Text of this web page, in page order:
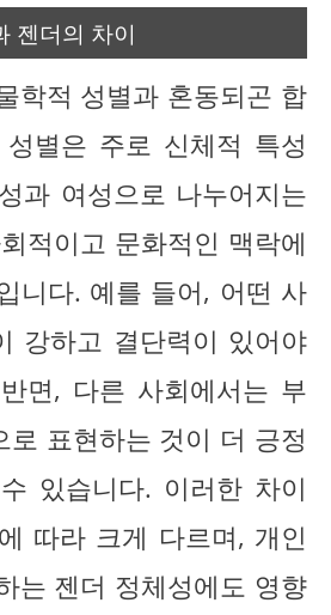
젠더의 차이
학적 성별과 혼동되곤 합
별은 주로 신체적 특성
과 여성으로 나누어지는
적이고 문화적인 맥락에
니다. 예를 들어, 어떤 사
강하고 결단력이 있어야
면, 다른 사회에서는 부
로 표현하는 것이 더 긍정
있습니다. 이러한 차이
따라 크게 다르며, 개인
는 젠더 정체성에도 영향